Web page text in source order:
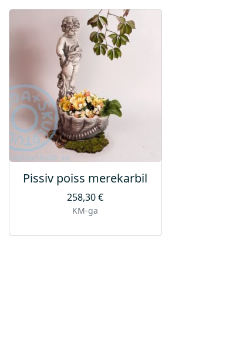
Pissiv poiss merekarbil
258,30€
KM-ga